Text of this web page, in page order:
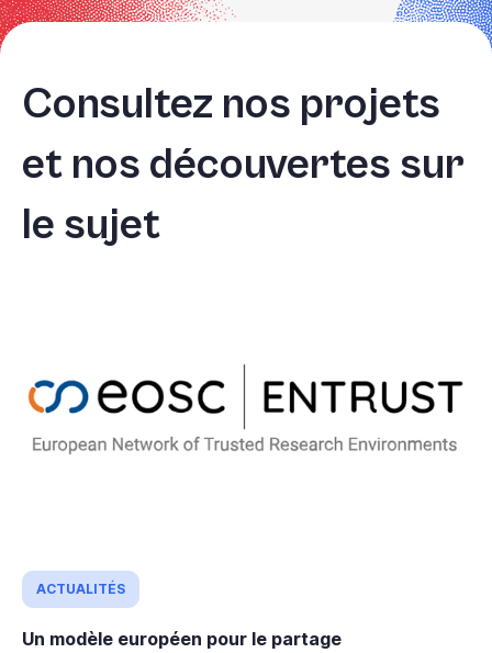
sur
«
raccourci
active
aider
naviguer
contenu.
Consultez nos projets
et nos découvertes sur
le sujet
ACTUALITÉS
Un modèle européen pour le partage